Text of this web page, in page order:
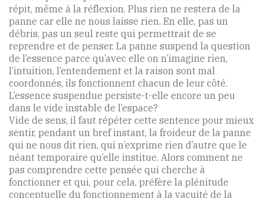
répit, même à la réflexion. Plus rien ne restera de la
panne car elle ne nous laisse rien. En elle, pas un
débris, pas un seul reste qui permettrait de se
reprendre et de penser. La panne suspend la question
de l’essence parce qu’avec elle on n’imagine rien,
l’intuition, l’entendement et la raison sont mal
coordonnés, ils fonctionnent chacun de leur côté.
L’essence suspendue persiste-t-elle encore un peu
dans le vide instable de l’espace?
Vide de sens, il faut répéter cette sentence pour mieux
sentir, pendant un bref instant, la froideur de la panne
qui ne nous dit rien, qui n’exprime rien d’autre que le
néant temporaire qu’elle institue. Alors comment ne
pas comprendre cette pensée qui cherche à
fonctionner et qui, pour cela, préfère la plénitude
conceptuelle du fonctionnement à la vacuité de la